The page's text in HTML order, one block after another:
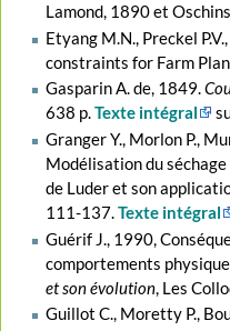
Lamond, 1890 et
Etyang M.N., Preckel
constraints for Farm
Gasparin A. de, 1849.
638 p.Texte intégral
Granger Y., Morlon P.,
Modélisation du
de Luder et son
111-137.Texte intégral
Guérif J., 1990,
comportements
et son évolution, Les
Guillot C., Moretty P.,